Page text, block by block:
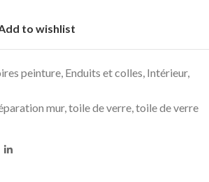
to wishlist
peinture, Enduits et colles, Intérieur,
mur,toile de verre,toile de verre